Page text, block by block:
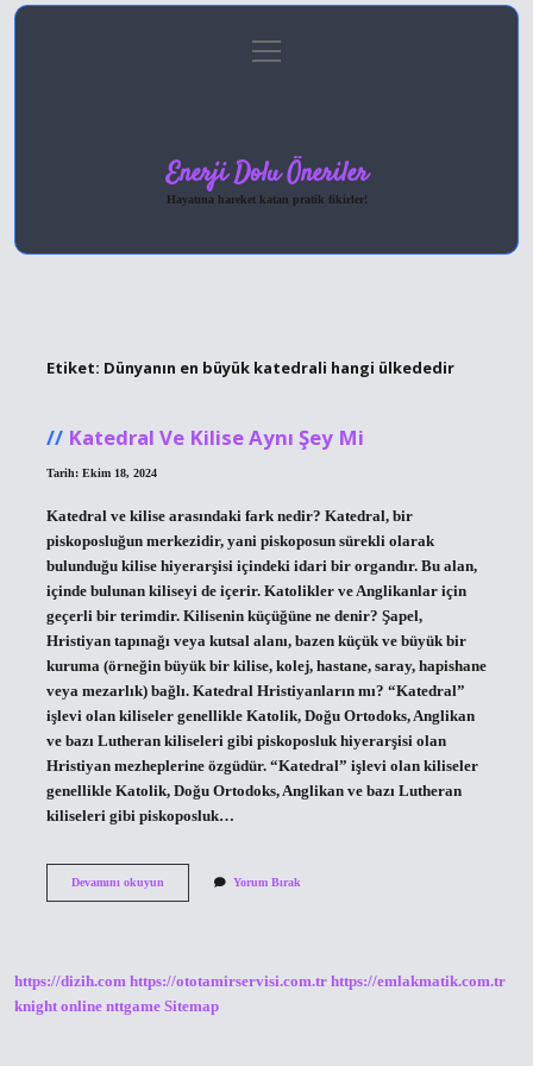
Gizlilik Politikası
menüyü
aç
Enerji Dolu Öneriler
Hayatına hareket katan pratik fikirler!
Etiket: Dünyanın en büyük katedrali hangi ülkededir
Katedral Ve Kilise Aynı Şey Mi
Tarih: Ekim 18, 2024
Katedral ve kilise arasındaki fark nedir? Katedral, bir
piskoposluğun merkezidir, yani piskoposun sürekli olarak
bulunduğu kilise hiyerarşisi içindeki idari bir organdır. Bu alan,
içinde bulunan kiliseyi de içerir. Katolikler ve Anglikanlar için
geçerli bir terimdir. Kilisenin küçüğüne ne denir? Şapel,
Hristiyan tapınağı veya kutsal alanı, bazen küçük ve büyük bir
kuruma (örneğin büyük bir kilise, kolej, hastane, saray, hapishane
veya mezarlık) bağlı. Katedral Hristiyanların mı? “Katedral”
işlevi olan kiliseler genellikle Katolik, Doğu Ortodoks, Anglikan
ve bazı Lutheran kiliseleri gibi piskoposluk hiyerarşisi olan
Hristiyan mezheplerine özgüdür. “Katedral” işlevi olan kiliseler
genellikle Katolik, Doğu Ortodoks, Anglikan ve bazı Lutheran
kiliseleri gibi piskoposluk…
Devamını okuyunKatedral
Yorum Bırak
https://dizih.com https://ototamirservisi.com.tr https://emlakmatik.com.tr
knight online nttgame Sitemap